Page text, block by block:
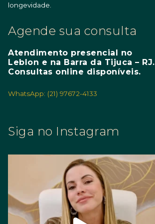
longevidade.
Agende sua consulta
Atendimento presencial no
Leblon e na Barra da Tijuca – RJ.
Consultas online disponíveis.
WhatsApp: (21) 97672-4133
Siga no Instagram